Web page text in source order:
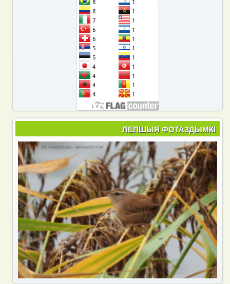
ЛЕПШЫЯ ФОТАЗДЫМКІ